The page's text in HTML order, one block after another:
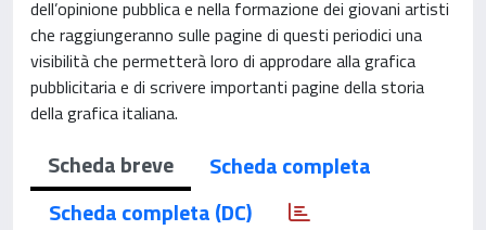
dell’opinione pubblica e nella formazione dei giovani artisti
che raggiungeranno sulle pagine di questi periodici una
visibilità che permetterà loro di approdare alla grafica
pubblicitaria e di scrivere importanti pagine della storia
della grafica italiana.
Scheda breve
Scheda completa
Scheda completa (DC)